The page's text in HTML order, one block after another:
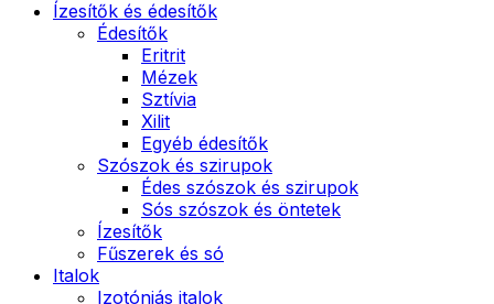
Ízesítők és édesítők
Édesítők
Eritrit
Mézek
Sztívia
Xilit
Egyéb édesítők
Szószok és szirupok
Édes szószok és szirupok
Sós szószok és öntetek
Ízesítők
Fűszerek és só
Italok
Izotóniás italok